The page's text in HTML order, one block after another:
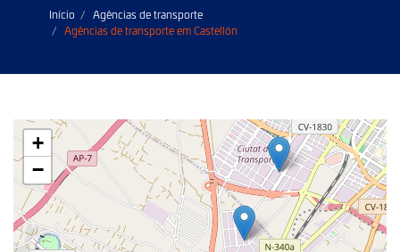
Início
Agências de transporte
Agências de transporte em Castellón
+
−